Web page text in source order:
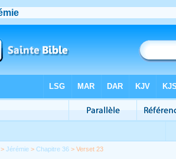
>Jérémie >Chapitre 36 > Verset 23